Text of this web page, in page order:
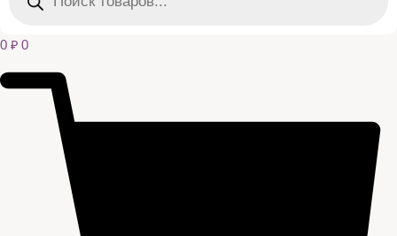
0 ₽ 0